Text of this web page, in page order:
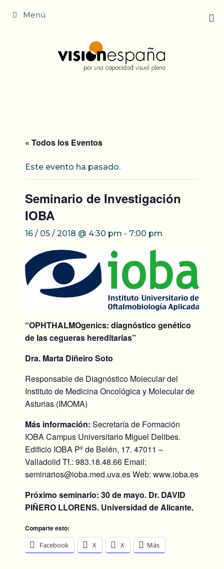
Menú
« Todos los Eventos
Este evento ha pasado.
Seminario de Investigación
IOBA
16 / 05 / 2018 @ 4:30 pm - 7:00 pm
“OPHTHALMOgenics: diagnóstico genético
de las cegueras hereditarias”
Dra. Marta Diñeiro Soto
Responsable de Diagnóstico Molecular del
Instituto de Medicina Oncológica y Molecular de
Asturias (IMOMA)
Más información: Secretaría de Formación
IOBA Campus Universitario Miguel Delibes.
Edificio IOBA Pº de Belén, 17. 47011 –
Valladolid Tf.: 983.18.48.66 Email:
seminarios@ioba.med.uva.es Web: www.ioba.es
Próximo seminario: 30 de mayo. Dr. DAVID
PIÑERO LLORENS. Universidad de Alicante.
Comparte esto:
Facebook
X X Más